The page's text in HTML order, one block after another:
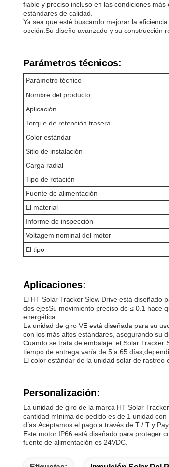
fiable y preciso incluso en las condiciones
estándares de calidad.
Ya sea que esté buscando mejorar la
opción.Su diseño avanzado y su construcción
Parámetros técnicos:
Parámetro técnico
Nombre del producto
Aplicación
Torque de retención trasera
Color estándar
Sitio de instalación
Carga radial
Tipo de rotación
Fuente de alimentación
El material
Informe de inspección
Voltagem nominal del motor
El tipo
Aplicaciones:
El HT Solar Tracker Slew Drive está diseñado
dos ejesSu movimiento preciso de ≤ 0,1 hace
energética.
La unidad de giro VE está diseñada para su
con los más altos estándares, asegurando su
Cuando se trata de embalaje, el Solar
tiempo de entrega varía de 5 a 65
El color estándar de la unidad solar de
Personalización:
La unidad de giro de la marca HT Solar
cantidad mínima de pedido es de 1 unidad
días.Aceptamos el pago a través de T / T y
Este motor IP66 está diseñado para proteger
fuente de alimentación es 24VDC.